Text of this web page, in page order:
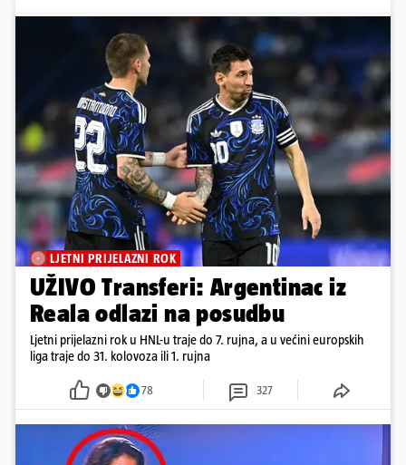
LJETNI PRIJELAZNI ROK
UŽIVO Transferi: Argentinac iz
Reala odlazi na posudbu
Ljetni prijelazni rok u HNL-u traje do 7. rujna, a u većini europskih
liga traje do 31. kolovoza ili 1. rujna
78 327